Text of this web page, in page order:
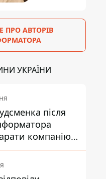
ПРО АВТОРІВ
УКРАЇНИ
після
компанію-
ПриватБанку